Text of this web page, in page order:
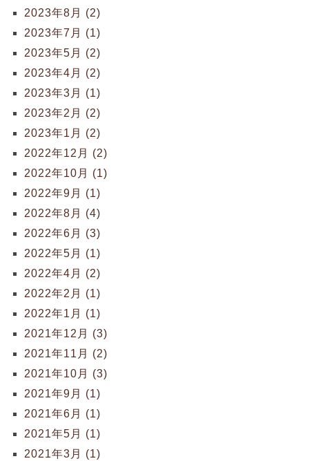
2023年8月 (2)
2023年7月 (1)
2023年5月 (2)
2023年4月 (2)
2023年3月 (1)
2023年2月 (2)
2023年1月 (2)
2022年12月 (2)
2022年10月 (1)
2022年9月 (1)
2022年8月 (4)
2022年6月 (3)
2022年5月 (1)
2022年4月 (2)
2022年2月 (1)
2022年1月 (1)
2021年12月 (3)
2021年11月 (2)
2021年10月 (3)
2021年9月 (1)
2021年6月 (1)
2021年5月 (1)
2021年3月 (1)